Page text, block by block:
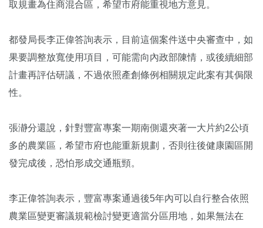
取規畫為住商混合區，希望市府能重視地方意見。
都發局長李正偉答詢表示，目前這個案件送中央審查中，如
果要調整放寬使用項目，可能需向內政部陳情，或後續細部
計畫再評估研議，不過依照產創條例相關規定此案有其侷限
性。
張瀞分還說，針對豐富專案一期南側還夾著一大片約2公頃
多的農業區，希望市府也能重新規劃，否則往後健康園區開
發完成後，恐怕形成交通瓶頸。
李正偉答詢表示，豐富專案通過後5年內可以自行整合依照
農業區變更審議規範檢討變更適當分區用地，如果無法在